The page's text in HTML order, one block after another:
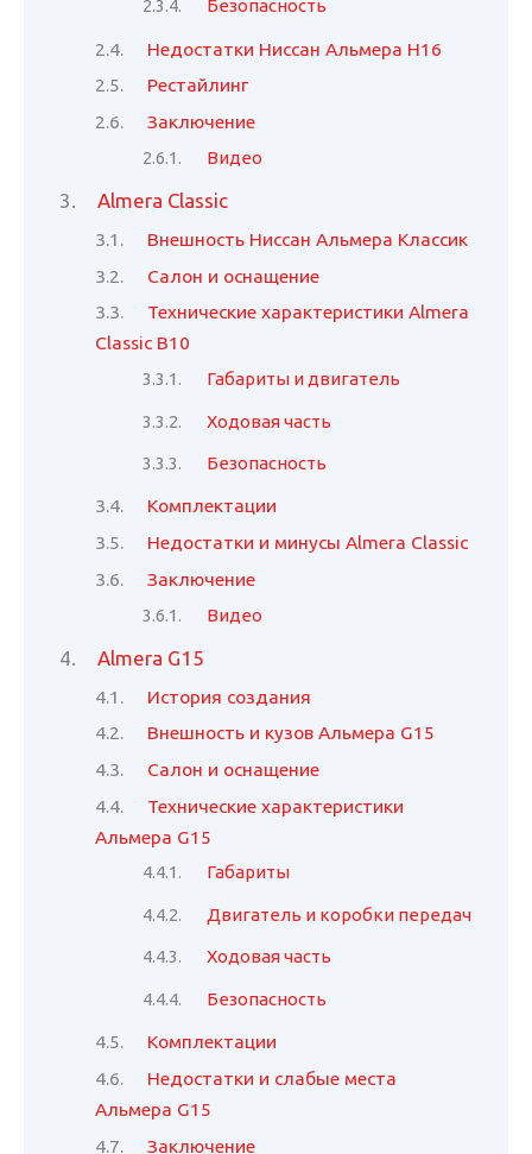
Безопасность
Недостатки Ниссан Альмера Н16
Рестайлинг
Заключение
Видео
Almera Classic
Внешность Ниссан Альмера Классик
Салон и оснащение
Технические характеристики Almera
Classic B10
Габариты и двигатель
Ходовая часть
Безопасность
Комплектации
Недостатки и минусы Almera Classic
Заключение
Видео
Almera G15
История создания
Внешность и кузов Альмера G15
Салон и оснащение
Технические характеристики
Альмера G15
Габариты
Двигатель и коробки передач
Ходовая часть
Безопасность
Комплектации
Недостатки и слабые места
Альмера G15
Заключение